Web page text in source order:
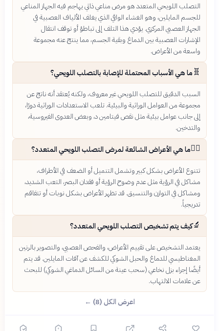
التصلب اللويحي المتعدد هو مرض مناعي ذاتي يهاجم فيه الجهاز المناعي
للجسم المايلين، وهو الغشاء الواقي الذي يغلف الألياف العصبية في
الجهاز العصبي المركزي. يؤدي هذا التلف إلى تباطؤ أو توقف انتقال
الإشارات العصبية بين الدماغ وبقية الجسم، مما ينتج عنه مجموعة
واسعة من الأعراض.
🧬 ما هي الأسباب المحتملة للإصابة بالتصلب اللويحي؟
السبب الدقيق للتصلب اللويحي غير معروف، ولكنه يُعتقد أنه ناتج عن
مجموعة من العوامل الوراثية والبيئية. تلعب الاستعدادات الوراثية دورًا،
إلى جانب عوامل بيئية مثل نقص فيتامين د، وبعض العدوى الفيروسية،
والتدخين.
🚶‍♀️ما هي الأعراض الشائعة لمرض التصلب اللويحي المتعدد؟
تتنوع الأعراض بشكل كبير وتشمل التنميل أو الضعف في الأطراف،
مشاكل في الرؤية مثل عدم وضوح الرؤية أو فقدان البصر، التعب الشديد،
ومشاكل في التوازن والتنسيق. قد تظهر الأعراض بشكل نوبات أو تتفاقم
تدريجياً.
🔬كيف يتم تشخيص التصلب اللويحي المتعدد؟
يعتمد التشخيص على تقييم الأعراض، والفحص العصبي، والتصوير بالرنين
المغناطيسي للدماغ والحبل الشوكي للكشف عن آفات المايلين. قد يتم
أيضًا إجراء بزل نخاعي (سحب عينة من السائل الدماغي الشوكي) للبحث
عن علامات الالتهاب.
اعرض الكل (8) ←